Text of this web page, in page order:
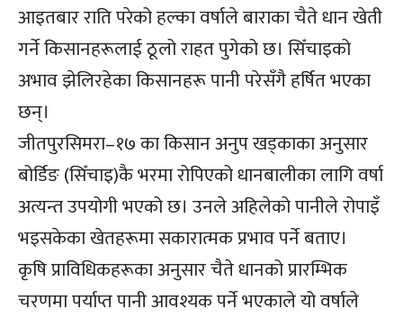
आइतबार राति परेको हल्का वर्षाले बाराका चैते धान खेती
गर्ने किसानहरूलाई ठूलो राहत पुगेको छ। सिँचाइको
अभाव झेलिरहेका किसानहरू पानी परेसँगै हर्षित भएका
छन्।
जीतपुरसिमरा–१७ का किसान अनुप खड्काका अनुसार
बोर्डिङ (सिँचाइ)कै भरमा रोपिएको धानबालीका लागि वर्षा
अत्यन्त उपयोगी भएको छ। उनले अहिलेको पानीले रोपाइँ
भइसकेका खेतहरूमा सकारात्मक प्रभाव पर्ने बताए।
कृषि प्राविधिकहरूका अनुसार चैते धानको प्रारम्भिक
चरणमा पर्याप्त पानी आवश्यक पर्ने भएकाले यो वर्षाले